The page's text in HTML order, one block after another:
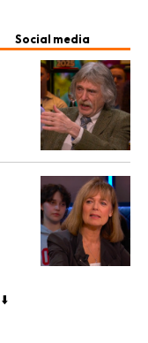
Social media
⬇️